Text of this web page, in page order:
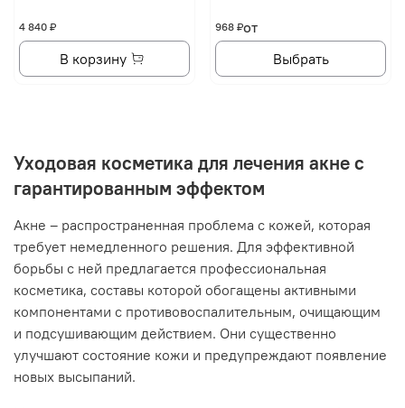
4 840 ₽
В корзину
от
968 ₽
Выбрать
Уходовая косметика для лечения акне с
гарантированным эффектом
Акне – распространенная проблема с кожей, которая
требует немедленного решения. Для эффективной
борьбы с ней предлагается профессиональная
косметика, составы которой обогащены активными
компонентами с противовоспалительным, очищающим
и подсушивающим действием. Они существенно
улучшают состояние кожи и предупреждают появление
новых высыпаний.